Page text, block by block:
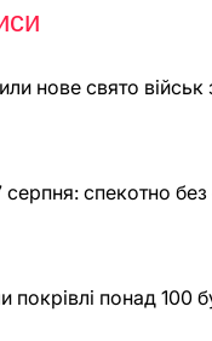
нове свято військ
спекотно без
покрівлі понад 100